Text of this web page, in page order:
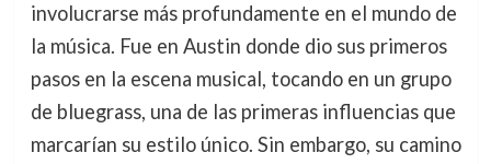
involucrarse más profundamente en el mundo de
la música. Fue en Austin donde dio sus primeros
pasos en la escena musical, tocando en un grupo
de bluegrass, una de las primeras influencias que
marcarían su estilo único. Sin embargo, su camino